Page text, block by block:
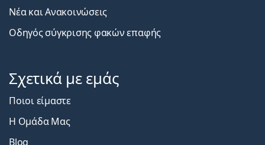
Νέα και Ανακοινώσεις
Οδηγός σύγκρισης φακών επαφής
Σχετικά με εμάς
Ποιοι είμαστε
Η Ομάδα Μας
Blog